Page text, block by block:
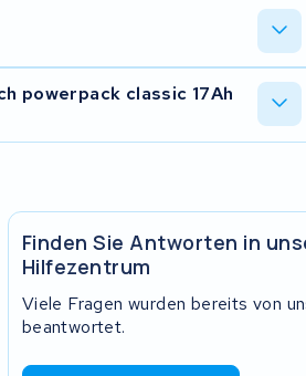
per Paketdienst an unsere
Nach dem Zellentausch schicken wir
Tritt innerhalb dieser Zeit ein
wir deinen Akku kostenlos. Mehr dazu
powerpack classic 17Ah
,Falter Bikes,Gazelle,Koga,
WinoraFinden Sie Antworten in
Hilfezentrum
Viele Fragen wurden bereits von
beantwortet.